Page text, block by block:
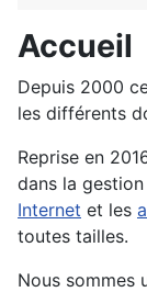
Accueil
Depuis 2000
les différents
Reprise en
dans la
Internet et les
toutes tailles.
Nous sommes